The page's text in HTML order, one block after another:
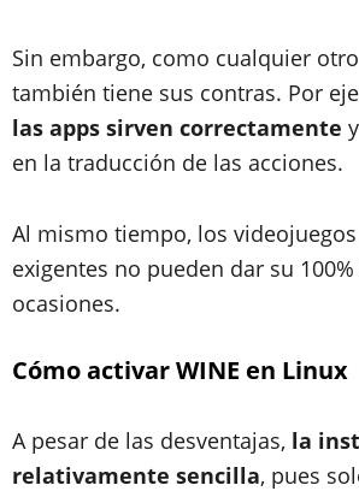
Sin embargo, como cualquier
también tiene sus contras. Por
las apps sirven correctamente
en la traducción de las acciones.
Al mismo tiempo, los
exigentes no pueden dar su
ocasiones.
Cómo activar WINE en Linux
A pesar de las desventajas, la
relativamente sencilla, pues